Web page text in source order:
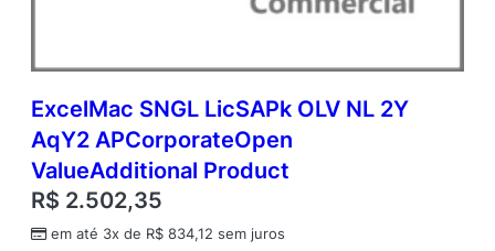
ExcelMac SNGL LicSAPk OLV NL 2Y
AqY2 APCorporateOpen
ValueAdditional Product
R$ 2.502,35
em até 3x de R$ 834,12 sem juros